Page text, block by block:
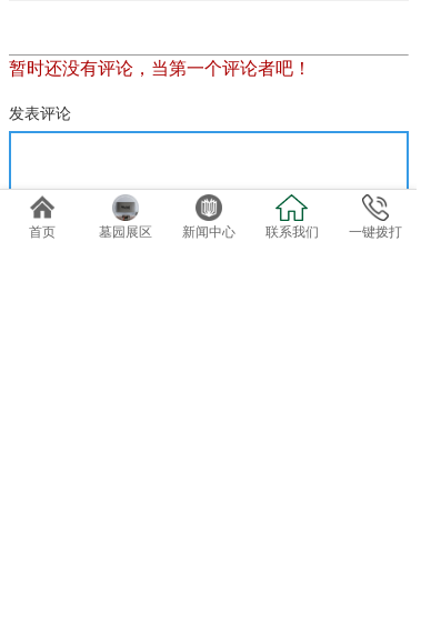
暂时还没有评论，当第一个评论者吧！
发表评论
首页 墓园展区 新闻中心 联系我们 一键拨打